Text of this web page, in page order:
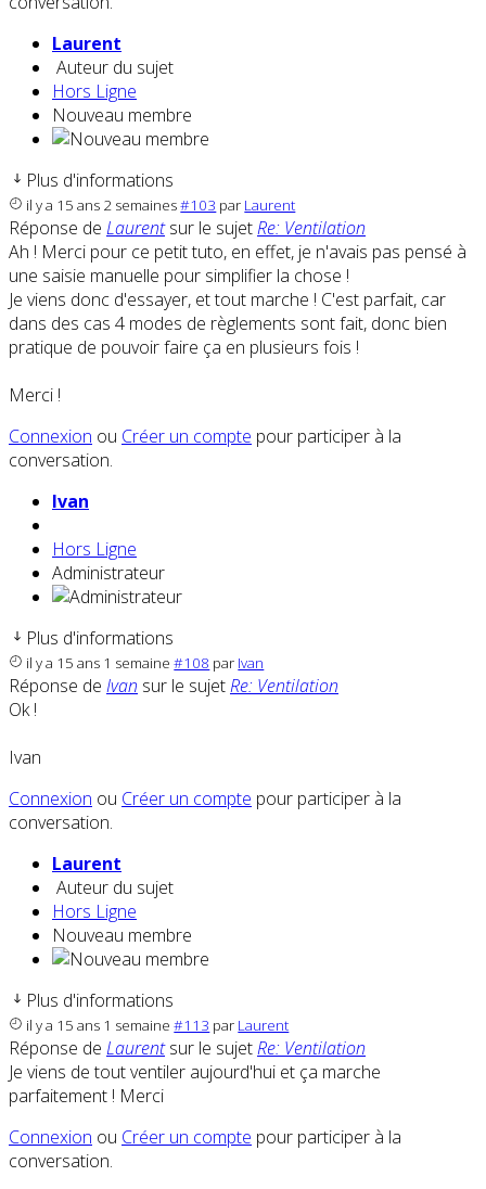
Laurent
Auteur du sujet
Hors Ligne
Nouveau membre
Plus d'informations
il y a 15 ans 2 semaines#103 par Laurent
Réponse de Laurentsur le sujetRe: Ventilation
Ah ! Merci pour ce petit tuto, en effet, je n'avais pas pensé à
une saisie manuelle pour simplifier la chose !
Je viens donc d'essayer, et tout marche ! C'est parfait, car
dans des cas 4 modes de règlements sont fait, donc bien
pratique de pouvoir faire ça en plusieurs fois !
Merci !
Connexion ou Créer un compte pour participer à la
conversation.
Ivan
Hors Ligne
Administrateur
Plus d'informations
il y a 15 ans 1 semaine #108 par Ivan
Réponse de Ivan sur le sujetRe: Ventilation
Ok !
Ivan
Connexion ou Créer un compte pour participer à la
conversation.
Laurent
Auteur du sujet
Hors Ligne
Nouveau membre
Plus d'informations
il y a 15 ans 1 semaine #113 par Laurent
Réponse de Laurentsur le sujetRe: Ventilation
Je viens de tout ventiler aujourd'hui et ça marche
parfaitement ! Merci
Connexion ou Créer un compte pour participer à la
conversation.